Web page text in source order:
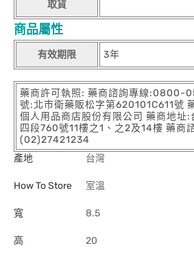
取貨
商品屬性
有效期限 3年
藥商許可執照: 藥商諮詢專線:0800-
號:北市衛藥販松字第620101C611號
個人用品商店股份有限公司 藥商地址:
四段760號11樓之1、之2及14樓 藥商
(02)27421234
產地
台灣
How To Store 室溫
寬 8.5
高 20